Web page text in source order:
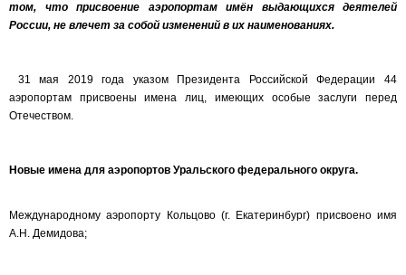
том, что присвоение аэропортам имён выдающихся деятелей
России, не влечет за собой изменений в их наименованиях.
31 мая 2019 года указом Президента Российской Федерации 44
аэропортам присвоены имена лиц, имеющих особые заслуги перед
Отечеством.
Новые имена для аэропортов Уральского федерального округа.
Международному аэропорту Кольцово (г. Екатеринбург) присвоено имя
А.Н. Демидова;